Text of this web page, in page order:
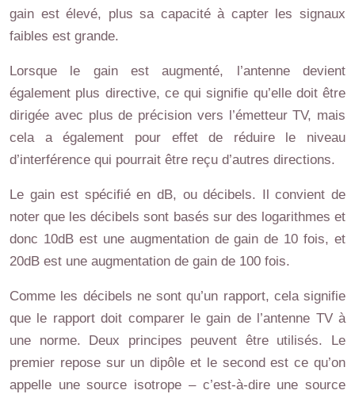
gain est élevé, plus sa capacité à capter les signaux
faibles est grande.
Lorsque le gain est augmenté, l’antenne devient
également plus directive, ce qui signifie qu’elle doit être
dirigée avec plus de précision vers l’émetteur TV, mais
cela a également pour effet de réduire le niveau
d’interférence qui pourrait être reçu d’autres directions.
Le gain est spécifié en dB, ou décibels. Il convient de
noter que les décibels sont basés sur des logarithmes et
donc 10dB est une augmentation de gain de 10 fois, et
20dB est une augmentation de gain de 100 fois.
Comme les décibels ne sont qu’un rapport, cela signifie
que le rapport doit comparer le gain de l’antenne TV à
une norme. Deux principes peuvent être utilisés. Le
premier repose sur un dipôle et le second est ce qu’on
appelle une source isotrope – c’est-à-dire une source